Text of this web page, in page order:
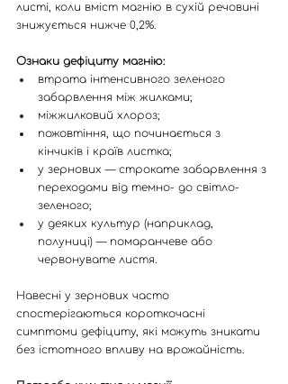
листі, коли вміст магнію в сухій речовині
знижується нижче 0,2%.
Ознаки дефіциту магнію:
втрата інтенсивного зеленого
забарвлення між жилками;
міжжилковий хлороз;
пожовтіння, що починається з
кінчиків і країв листка;
у зернових — строкате забарвлення з
переходами від темно- до світло-
зеленого;
у деяких культур (наприклад,
полуниці) — помаранчеве або
червонувате листя.
Навесні у зернових часто
спостерігаються короткочасні
симптоми дефіциту, які можуть зникати
без істотного впливу на врожайність.